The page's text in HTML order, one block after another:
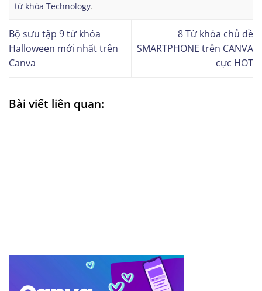
từ khóa Technology.
Bộ sưu tập 9 từ khóa
Halloween mới nhất trên
Canva
8 Từ khóa chủ đề
SMARTPHONE trên CANVA
cực HOT
Bài viết liên quan: